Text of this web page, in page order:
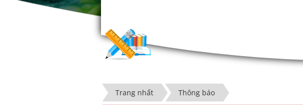
Trang nhất Thông báo